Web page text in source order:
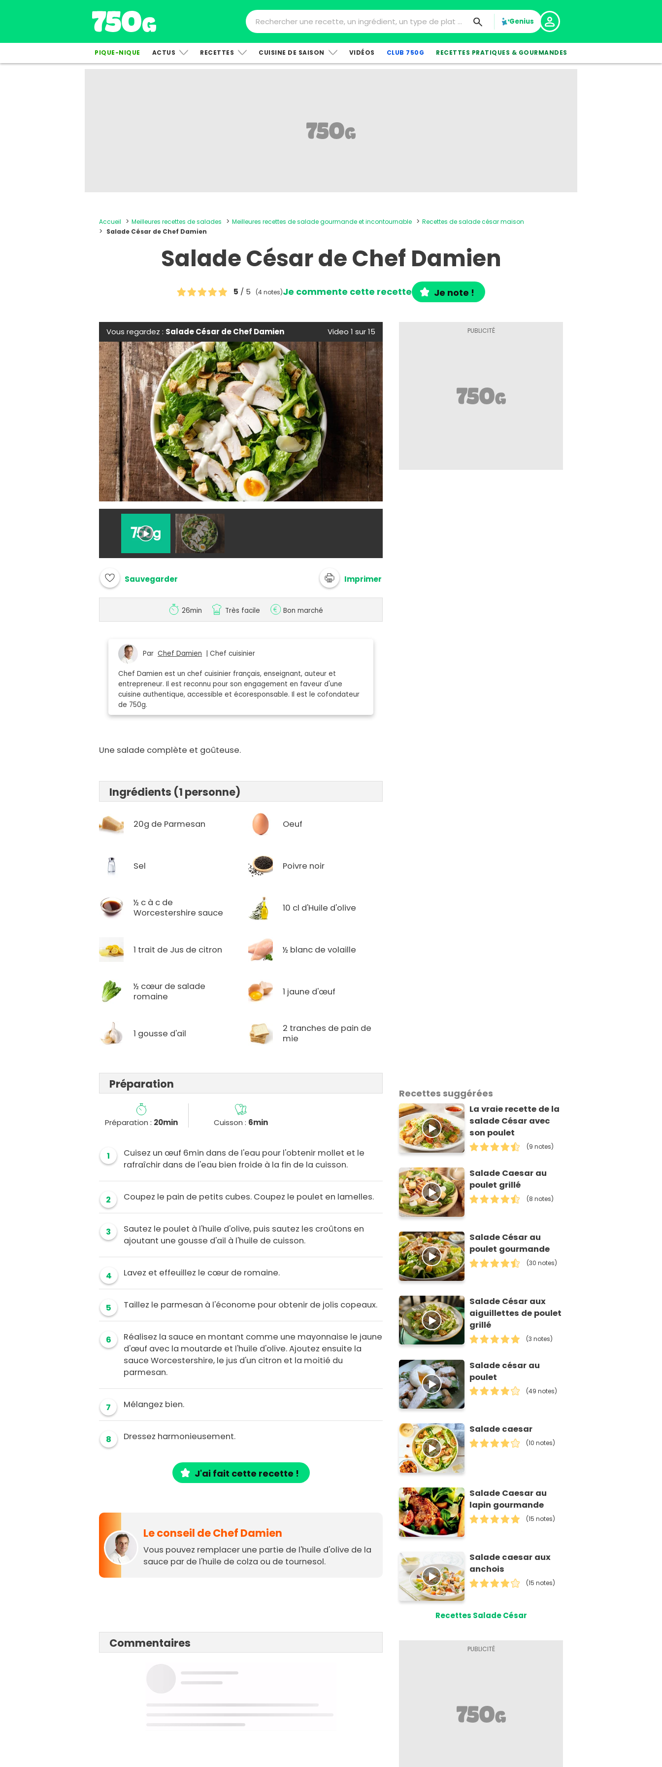
Genius
PIQUE-NIQUE ACTUS RECETTES CUISINE DE SAISON VIDÉOS CLUB 750G RECETTES PRATIQUES & GOURMANDES
Accueil Meilleures recettes de salades Meilleures recettes de salade gourmande et incontournable
Recettes de salade césar maison
Salade César de Chef Damien
Salade César de Chef Damien
5 / 5 (4 notes)Je commente cette recette Je note !
Vous regardez : Salade César de Chef Damien Video 1 sur 15
Sauvegarder Imprimer
26min Très facile Bon marché
ParChef Damien | Chef cuisinier
Chef Damien est un chef cuisinier français, enseignant, auteur et
entrepreneur. Il est reconnu pour son engagement en faveur d'une
cuisine authentique, accessible et écoresponsable. Il est le cofondateur
de 750g.
Une salade complète et goûteuse.
Ingrédients (1 personne)
20g de Parmesan Oeuf
Sel Poivre noir
½ c à c de
Worcestershire sauce
10 cl d'Huile d'olive
1 trait de Jus de citron ½ blanc de volaille
½ cœur de salade
romaine
1 jaune d'œuf
1 gousse d'ail
2 tranches de pain de
mie
Préparation
Préparation : 20min Cuisson : 6min
1
Cuisez un œuf 6min dans de l'eau pour l'obtenir mollet et le
rafraîchir dans de l'eau bien froide à la fin de la cuisson.
2 Coupez le pain de petits cubes. Coupez le poulet en lamelles.
3
Sautez le poulet à l'huile d'olive, puis sautez les croûtons en
ajoutant une gousse d'ail à l'huile de cuisson.
4 Lavez et effeuillez le cœur de romaine.
5 Taillez le parmesan à l'économe pour obtenir de jolis copeaux.
6
Réalisez la sauce en montant comme une mayonnaise le jaune
d'œuf avec la moutarde et l'huile d'olive. Ajoutez ensuite la
sauce Worcestershire, le jus d'un citron et la moitié du
parmesan.
7 Mélangez bien.
8 Dressez harmonieusement.
J'ai fait cette recette !
Le conseil de Chef Damien
Vous pouvez remplacer une partie de l'huile d'olive de la
sauce par de l'huile de colza ou de tournesol.
Commentaires
Recettes suggérées
La vraie recette de la
salade César avec
son poulet
(9 notes)
Salade Caesar au
poulet grillé
(8 notes)
Salade César au
poulet gourmande
(30 notes)
Salade César aux
aiguillettes de poulet
grillé
(3 notes)
Salade césar au
poulet
(49 notes)
Salade caesar
(10 notes)
Salade Caesar au
lapin gourmande
(15 notes)
Salade caesar aux
anchois
(15 notes)
Recettes Salade César